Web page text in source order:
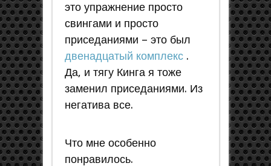
это упражнение просто
свингами и просто
приседаниями – это был
двенадцатый комплекс.
Да, и тягу Кинга я тоже
заменил приседаниями. Из
негатива все.
Что мне особенно
понравилось.